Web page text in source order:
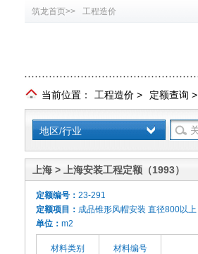
筑龙首页>> 工程造价
当前位置： 工程造价 > 定额查询 >
地区/行业
上海 > 上海安装工程定额（1993）
定额编号： 23-291
定额项目： 成品锥形风帽安装 直径800以上
单位： m2
材料类别 材料编号